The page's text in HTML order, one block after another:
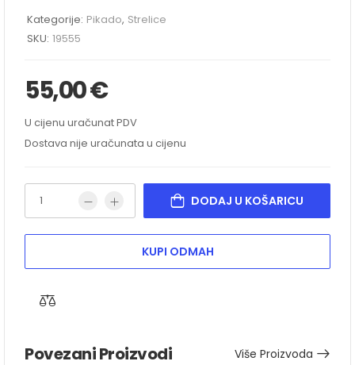
Kategorije: Pikado, Strelice
SKU: 19555
55,00€
U cijenu uračunat PDV
Dostava nije uračunata u cijenu
DODAJ U KOŠARICU
KUPI ODMAH
Povezani Proizvodi Više Proizvoda